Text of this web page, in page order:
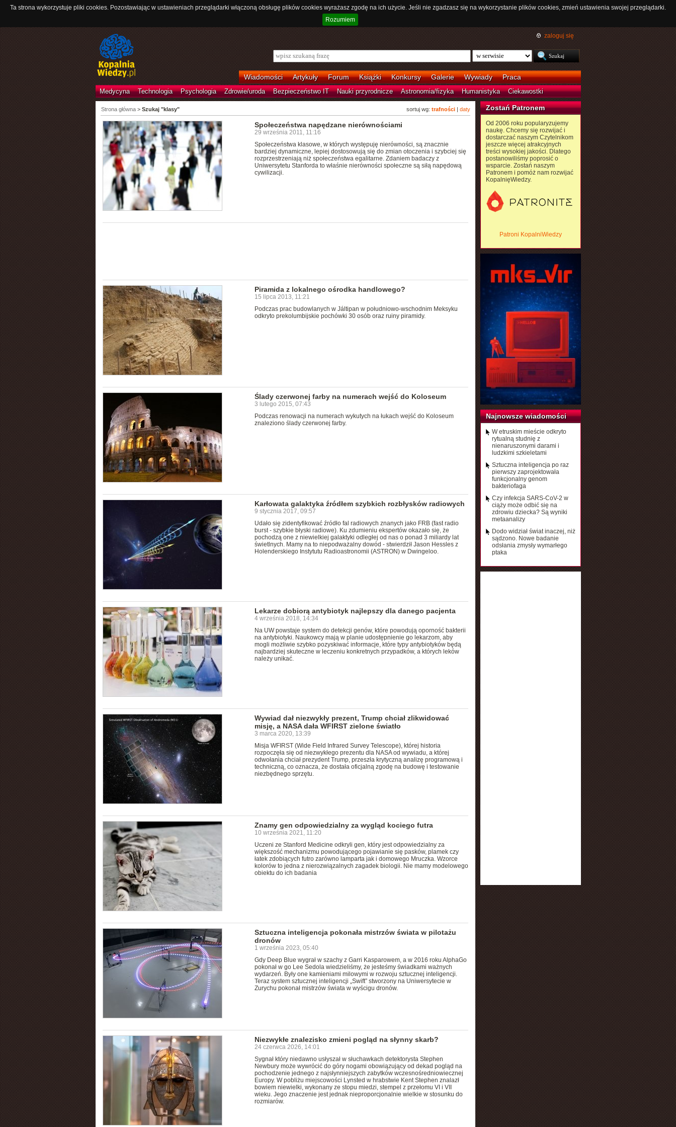
Ta strona wykorzystuje pliki cookies. Pozostawiając w ustawieniach przeglądarki włączoną obsługę plików cookies wyrażasz zgodę na ich użycie. Jeśli nie zgadzasz się na wykorzystanie plików cookies, zmień ustawienia swojej przeglądarki.
Rozumiem
zaloguj się
Wiadomości Artykuły Forum Książki Konkursy Galerie Wywiady Praca
Medycyna Technologia Psychologia Zdrowie/uroda Bezpieczeństwo IT Nauki przyrodnicze Astronomia/fizyka Humanistyka Ciekawostki
sortuj wg: trafności| daty
Strona główna> Szukaj "klasy"
Społeczeństwa napędzane nierównościami
29 września 2011, 11:16
Społeczeństwa klasowe, w których występuję nierówności, są znacznie
bardziej dynamiczne, lepiej dostosowują się do zmian otoczenia i szybciej się
rozprzestrzeniają niż społeczeństwa egalitarne. Zdaniem badaczy z
Uniwersytetu Stanforda to właśnie nierówności społeczne są siłą napędową
cywilizacji.
Piramida z lokalnego ośrodka handlowego?
15 lipca 2013, 11:21
Podczas prac budowlanych w Jáltipan w południowo-wschodnim Meksyku
odkryto prekolumbijskie pochówki 30 osób oraz ruiny piramidy.
Ślady czerwonej farby na numerach wejść do Koloseum
3 lutego 2015, 07:43
Podczas renowacji na numerach wykutych na łukach wejść do Koloseum
znaleziono ślady czerwonej farby.
Karłowata galaktyka źródłem szybkich rozbłysków radiowych
9 stycznia 2017, 09:57
Udało się zidentyfikować źródło fal radiowych znanych jako FRB (fast radio
burst - szybkie błyski radiowe). Ku zdumieniu ekspertów okazało się, że
pochodzą one z niewielkiej galaktyki odległej od nas o ponad 3 miliardy lat
świetlnych. Mamy na to niepodważalny dowód - stwierdził Jason Hessles z
Holenderskiego Instytutu Radioastronomii (ASTRON) w Dwingeloo.
Lekarze dobiorą antybiotyk najlepszy dla danego pacjenta
4 września 2018, 14:34
Na UW powstaje system do detekcji genów, które powodują oporność bakterii
na antybiotyki. Naukowcy mają w planie udostępnienie go lekarzom, aby
mogli możliwie szybko pozyskiwać informacje, które typy antybiotyków będą
najbardziej skuteczne w leczeniu konkretnych przypadków, a których leków
należy unikać.
Wywiad dał niezwykły prezent, Trump chciał zlikwidować
misję, a NASA dała WFIRST zielone światło
3 marca 2020, 13:39
Misja WFIRST (Wide Field Infrared Survey Telescope), której historia
rozpoczęła się od niezwykłego prezentu dla NASA od wywiadu, a której
odwołania chciał prezydent Trump, przeszła krytyczną analizę programową i
techniczną, co oznacza, że dostała oficjalną zgodę na budowę i testowanie
niezbędnego sprzętu.
Znamy gen odpowiedzialny za wygląd kociego futra
10 września 2021, 11:20
Uczeni ze Stanford Medicine odkryli gen, który jest odpowiedzialny za
większość mechanizmu powodującego pojawianie się pasków, plamek czy
łatek zdobiących futro zarówno lamparta jak i domowego Mruczka. Wzorce
kolorów to jedna z nierozwiązalnych zagadek biologii. Nie mamy modelowego
obiektu do ich badania
Sztuczna inteligencja pokonała mistrzów świata w pilotażu
dronów
1 września 2023, 05:40
Gdy Deep Blue wygrał w szachy z Garri Kasparowem, a w 2016 roku AlphaGo
pokonał w go Lee Sedola wiedzieliśmy, że jesteśmy świadkami ważnych
wydarzeń. Były one kamieniami milowymi w rozwoju sztucznej inteligencji.
Teraz system sztucznej inteligencji „Swift” stworzony na Uniwersytecie w
Zurychu pokonał mistrzów świata w wyścigu dronów.
Niezwykłe znalezisko zmieni pogląd na słynny skarb?
24 czerwca 2026, 14:01
Sygnał który niedawno usłyszał w słuchawkach detektorysta Stephen
Newbury może wywrócić do góry nogami obowiązujący od dekad pogląd na
pochodzenie jednego z najsłynniejszych zabytków wczesnośredniowiecznej
Europy. W pobliżu miejscowości Lynsted w hrabstwie Kent Stephen znalazł
bowiem niewielki, wykonany ze stopu miedzi, stempel z przełomu VI i VII
wieku. Jego znaczenie jest jednak nieproporcjonalnie wielkie w stosunku do
rozmiarów.
Zostań Patronem
Od 2006 roku popularyzujemy
naukę. Chcemy się rozwijać i
dostarczać naszym Czytelnikom
jeszcze więcej atrakcyjnych
treści wysokiej jakości. Dlatego
postanowiliśmy poprosić o
wsparcie. Zostań naszym
Patronem i pomóż nam rozwijać
KopalnięWiedzy.
Patroni KopalniWiedzy
Najnowsze wiadomości
W etruskim mieście odkryto
rytualną studnię z
nienaruszonymi darami i
ludzkimi szkieletami
Sztuczna inteligencja po raz
pierwszy zaprojektowała
funkcjonalny genom
bakteriofaga
Czy infekcja SARS-CoV-2 w
ciąży może odbić się na
zdrowiu dziecka? Są wyniki
metaanalizy
Dodo widział świat inaczej, niż
sądzono. Nowe badanie
odsłania zmysły wymarłego
ptaka